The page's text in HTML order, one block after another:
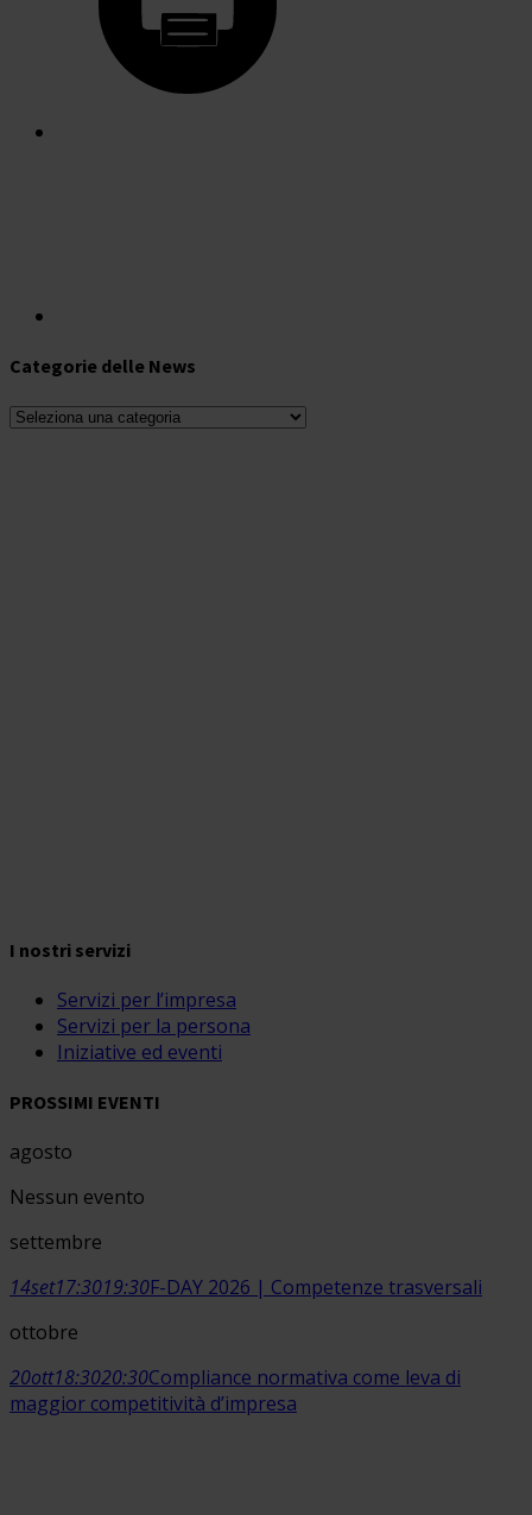
Categorie delle News
Categorie
I nostri servizi
Servizi per l’impresa
Servizi per la persona
Iniziative ed eventi
PROSSIMI EVENTI
agosto
Nessun evento
settembre
14set17:3019:30F-DAY 2026 | Competenze trasversali
ottobre
20ott18:3020:30Compliance normativa come leva di
maggior competitività d’impresa